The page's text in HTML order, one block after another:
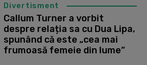
Divertisment
Callum Turner a vorbit
despre relația sa cu Dua Lipa,
spunând că este „cea mai
frumoasă femeie din lume”